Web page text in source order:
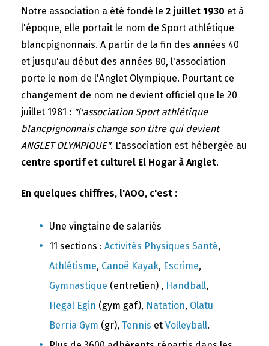
Notre association a été fondé le 2 juillet 1930 et à
l'époque, elle portait le nom de Sport athlétique
blancpignonnais. A partir de la fin des années 40
et jusqu'au début des années 80, l'association
porte le nom de l'Anglet Olympique. Pourtant ce
changement de nom ne devient officiel que le 20
juillet 1981 : "l'association Sport athlétique
blancpignonnais change son titre qui devient
ANGLET OLYMPIQUE". L'association est hébergée au
centre sportif et culturel El Hogar à Anglet.
En quelques chiffres, l'AOO, c'est :
Une vingtaine de salariés
11 sections : Activités Physiques Santé,
Athlétisme, Canoë Kayak, Escrime,
Gymnastique (entretien) , Handball,
Hegal Egin (gym gaf), Natation, Olatu
Berria Gym (gr), Tennis et Volleyball.